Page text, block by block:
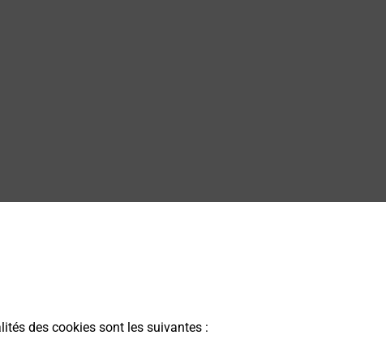
des cookies sont les suivantes :